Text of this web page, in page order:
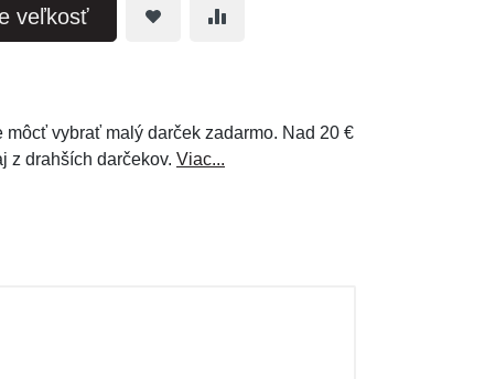
veľkosť
môcť vybrať malý darček zadarmo. Nad 20 €
z drahších darčekov. Viac...